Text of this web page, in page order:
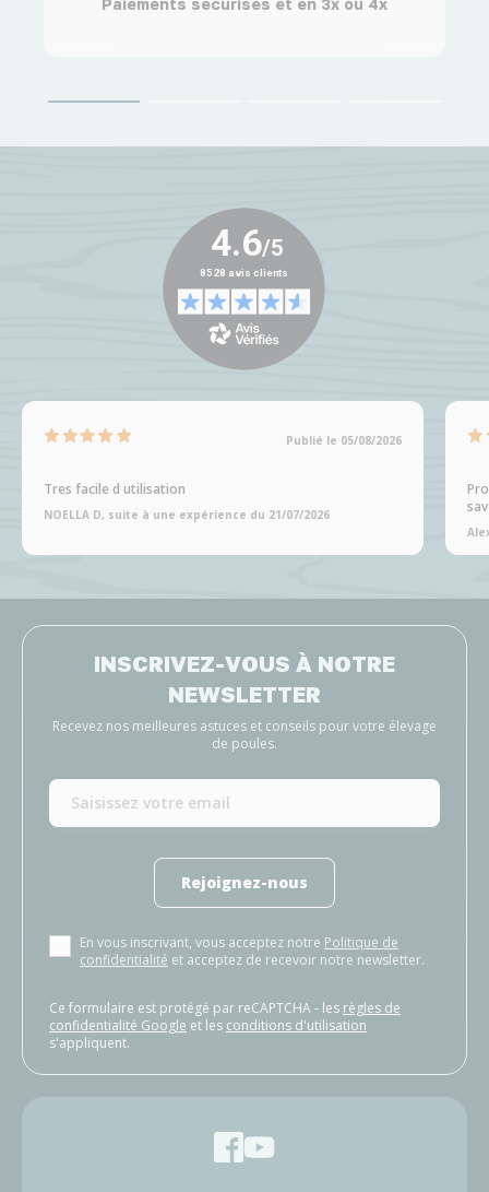
Paiements sécurisés et en 3x ou 4x
Publié le 05/08/2026
Tres facile d utilisation
NOELLA D, suite à une expérience du 21/07/2026
INSCRIVEZ-VOUS À NOTRE
NEWSLETTER
Recevez nos meilleures astuces et conseils pour votre élevage
de poules.
Rejoignez-nous
En vous inscrivant, vous acceptez notre Politique de
confidentialité et acceptez de recevoir notre newsletter.
Ce formulaire est protégé par reCAPTCHA - les règles de
confidentialité Google et les conditions d'utilisation
s'appliquent.